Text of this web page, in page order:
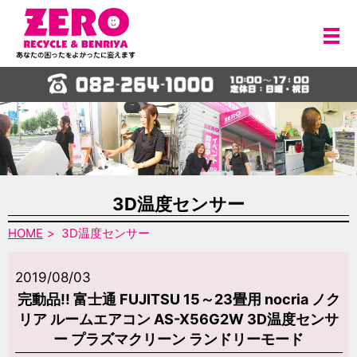
メ
3D温度センサー
HOME 3D温度センサー
2019/08/03
完動品!! 富士通 FUJITSU 15～23畳用 nocria ノク
リア ルームエアコン AS-X56G2W 3D温度センサ
ー プラズマクリーン ランドリーモード